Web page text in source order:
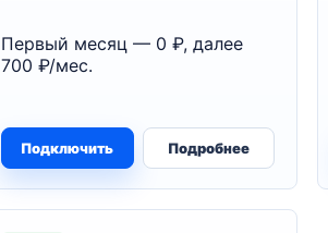
Первый месяц — 0 ₽, далее
700 ₽/мес.
Подключить Подробнее